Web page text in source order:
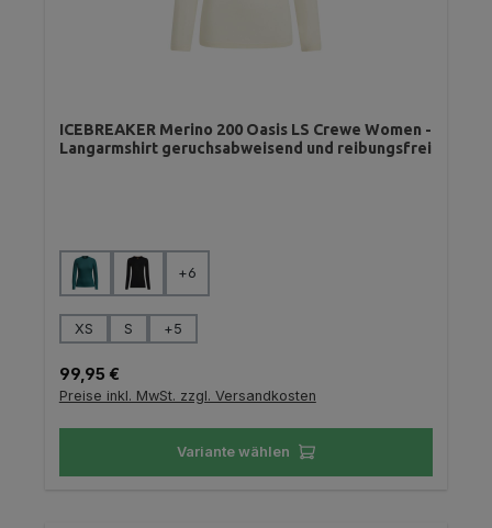
ICEBREAKER Merino 200 Oasis LS Crewe Women -
Langarmshirt geruchsabweisend und reibungsfrei
Farbe auswählen
+6
Größe auswählen
XS S +5
Regulärer Preis:
99,95 €
Preise inkl. MwSt. zzgl. Versandkosten
Variante wählen